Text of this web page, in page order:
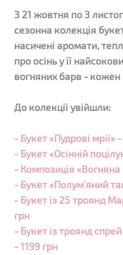
З 21 жовтня по 3
сезонна колекція
насичені аромати,
про осінь у її
вогняних барв - кожен
До колекції увійшли:
- Букет «Пудрові мрії»
- Букет «Осінній
- Композиція «Вогняна
- Букет «Полум’яний
- Букет із 25 троянд
грн
- Букет із троянд
- 1199 грн